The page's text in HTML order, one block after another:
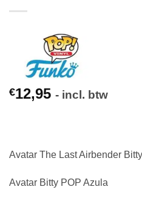
€12,95 - incl. btw
Avatar The Last Airbender
Avatar Bitty POP Azula